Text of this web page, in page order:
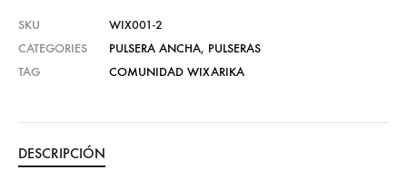
SKU
WIX001-2
CATEGORIES
PULSERA ANCHA, PULSERAS
TAG
COMUNIDAD WIXARIKA
DESCRIPCIÓN